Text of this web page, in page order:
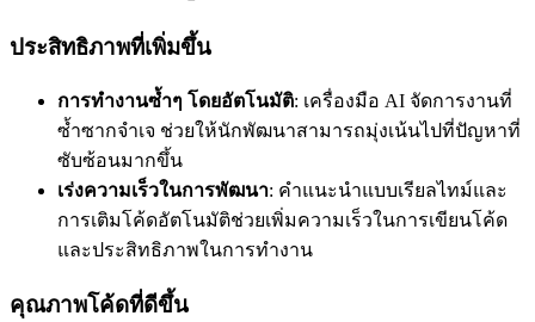
ประสิทธิภาพที่เพิ่มขึ้น
การทำงานซ้ำๆ โดยอัตโนมัติ: เครื่องมือ AI จัดการงานที่
ซ้ำซากจำเจ ช่วยให้นักพัฒนาสามารถมุ่งเน้นไปที่ปัญหาที่
ซับซ้อนมากขึ้น
เร่งความเร็วในการพัฒนา: คำแนะนำแบบเรียลไทม์และ
การเติมโค้ดอัตโนมัติช่วยเพิ่มความเร็วในการเขียนโค้ด
และประสิทธิภาพในการทำงาน
คุณภาพโค้ดที่ดีขึ้น